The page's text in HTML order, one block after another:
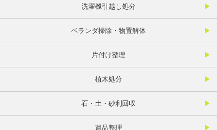
洗濯機引越し処分
ベランダ掃除・物置解体
片付け整理
植木処分
石・土・砂利回収
遺品整理